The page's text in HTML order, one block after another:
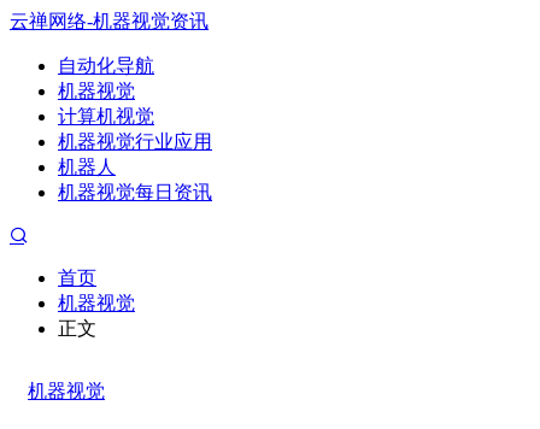
云禅网络-机器视觉资讯
自动化导航
机器视觉
计算机视觉
机器视觉行业应用
机器人
机器视觉每日资讯
首页
机器视觉
正文
机器视觉